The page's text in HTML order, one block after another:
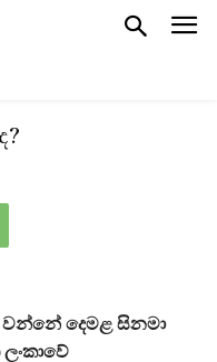
වන්නේ දෙමළ සිනමා